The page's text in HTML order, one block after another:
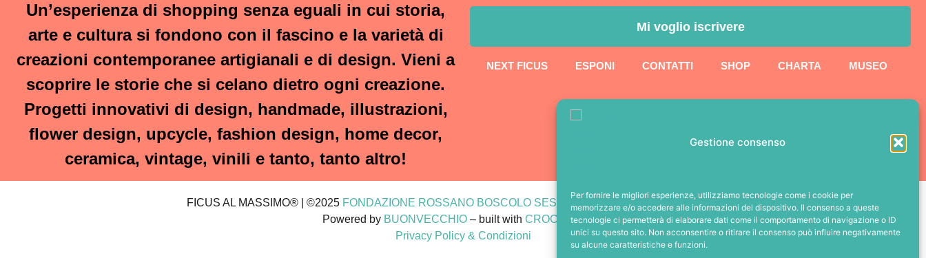
Gestione consenso
Per fornire le migliori esperienze, utilizziamo tecnologie come i cookie per
memorizzare e/o accedere alle informazioni del dispositivo. Il consenso a queste
tecnologie ci permetterà di elaborare dati come il comportamento di navigazione o ID
unici su questo sito. Non acconsentire o ritirare il consenso può influire negativamente
su alcune caratteristiche e funzioni.
Un’esperienza di shopping senza eguali in cui storia,
arte e cultura si fondono con il fascino e la varietà di
creazioni contemporanee artigianali e di design. Vieni a
scoprire le storie che si celano dietro ogni creazione.
Progetti innovativi di design, handmade, illustrazioni,
flower design, upcycle, fashion design, home decor,
ceramica, vintage, vinili e tanto, tanto altro!
Mi voglio iscrivere
NEXT FICUS ESPONI CONTATTI SHOP CHARTA MUSEO
FICUS AL MASSIMO® | ©2025 FONDAZIONE ROSSANO BOSCOLO SESILLO ETS
– DISTRETTO CREATIVO
Powered by BUONVECCHIO– built with CROCOBLOCK
Privacy Policy & Condizioni